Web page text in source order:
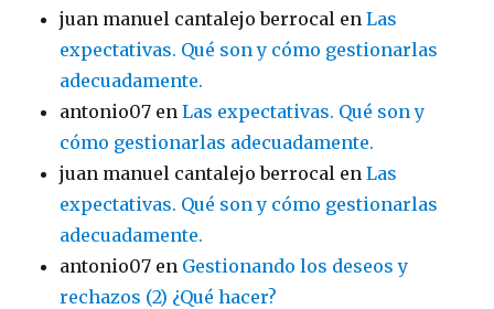
juan manuel cantalejo berrocal enLas
expectativas. Qué son y cómo gestionarlas
adecuadamente.
antonio07 enLas expectativas. Qué son y
cómo gestionarlas adecuadamente.
juan manuel cantalejo berrocal enLas
expectativas. Qué son y cómo gestionarlas
adecuadamente.
antonio07 en Gestionando los deseos y
rechazos (2) ¿Qué hacer?